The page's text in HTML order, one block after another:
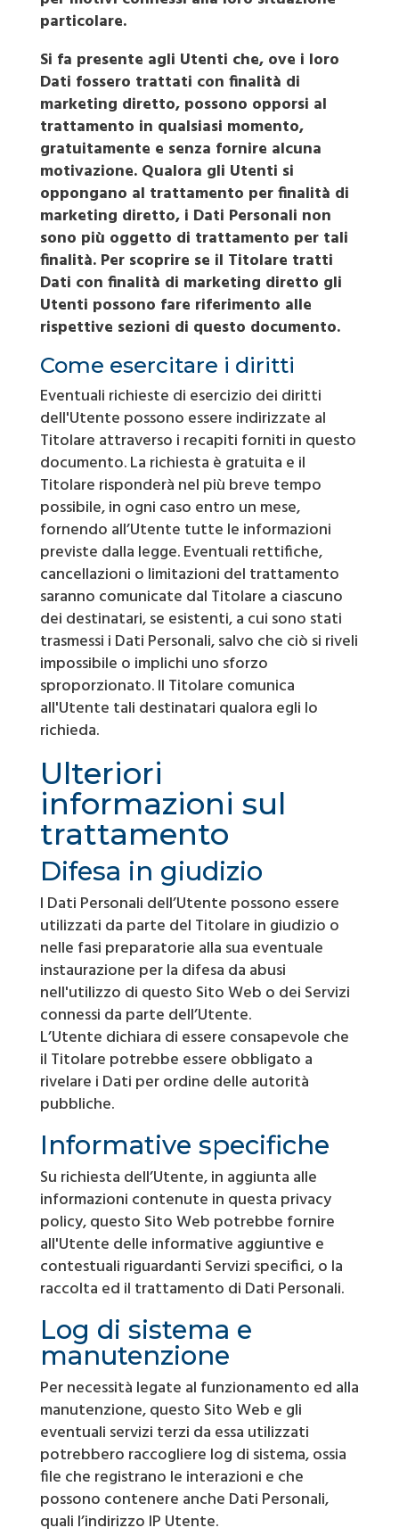
particolare.
Si fa presente agli Utenti che, ove i loro
Dati fossero trattati con finalità di
marketing diretto, possono opporsi al
trattamento in qualsiasi momento,
gratuitamente e senza fornire alcuna
motivazione. Qualora gli Utenti si
oppongano al trattamento per finalità di
marketing diretto, i Dati Personali non
sono più oggetto di trattamento per tali
finalità. Per scoprire se il Titolare tratti
Dati con finalità di marketing diretto gli
Utenti possono fare riferimento alle
rispettive sezioni di questo documento.
Come esercitare i diritti
Eventuali richieste di esercizio dei diritti
dell'Utente possono essere indirizzate al
Titolare attraverso i recapiti forniti in questo
documento. La richiesta è gratuita e il
Titolare risponderà nel più breve tempo
possibile, in ogni caso entro un mese,
fornendo all’Utente tutte le informazioni
previste dalla legge. Eventuali rettifiche,
cancellazioni o limitazioni del trattamento
saranno comunicate dal Titolare a ciascuno
dei destinatari, se esistenti, a cui sono stati
trasmessi i Dati Personali, salvo che ciò si riveli
impossibile o implichi uno sforzo
sproporzionato. Il Titolare comunica
all'Utente tali destinatari qualora egli lo
richieda.
Ulteriori
informazioni sul
trattamento
Difesa in giudizio
I Dati Personali dell’Utente possono essere
utilizzati da parte del Titolare in giudizio o
nelle fasi preparatorie alla sua eventuale
instaurazione per la difesa da abusi
nell'utilizzo di questo Sito Web o dei Servizi
connessi da parte dell’Utente.
L’Utente dichiara di essere consapevole che
il Titolare potrebbe essere obbligato a
rivelare i Dati per ordine delle autorità
pubbliche.
Informative specifiche
Su richiesta dell’Utente, in aggiunta alle
informazioni contenute in questa privacy
policy, questo Sito Web potrebbe fornire
all'Utente delle informative aggiuntive e
contestuali riguardanti Servizi specifici, o la
raccolta ed il trattamento di Dati Personali.
Log di sistema e
manutenzione
Per necessità legate al funzionamento ed alla
manutenzione, questo Sito Web e gli
eventuali servizi terzi da essa utilizzati
potrebbero raccogliere log di sistema, ossia
file che registrano le interazioni e che
possono contenere anche Dati Personali,
quali l’indirizzo IP Utente.